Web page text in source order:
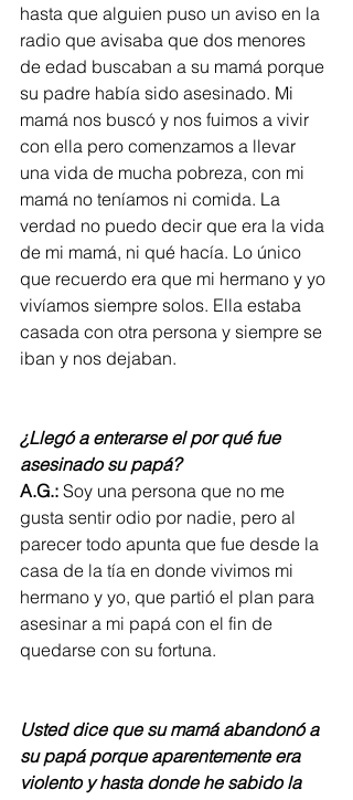
hasta que alguien puso un aviso en la
radio que avisaba que dos menores
de edad buscaban a su mamá porque
su padre había sido asesinado. Mi
mamá nos buscó y nos fuimos a vivir
con ella pero comenzamos a llevar
una vida de mucha pobreza, con mi
mamá no teníamos ni comida. La
verdad no puedo decir que era la vida
de mi mamá, ni qué hacía. Lo único
que recuerdo era que mi hermano y yo
vivíamos siempre solos. Ella estaba
casada con otra persona y siempre se
iban y nos dejaban.
¿Llegó a enterarse el por qué fue
asesinado su papá?
A.G.: Soy una persona que no me
gusta sentir odio por nadie, pero al
parecer todo apunta que fue desde la
casa de la tía en donde vivimos mi
hermano y yo, que partió el plan para
asesinar a mi papá con el fin de
quedarse con su fortuna.
Usted dice que su mamá abandonó a
su papá porque aparentemente era
violento y hasta donde he sabido la